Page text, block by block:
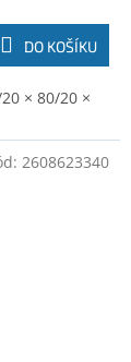
DO KOŠÍKU
× 80/20 ×
2608623340